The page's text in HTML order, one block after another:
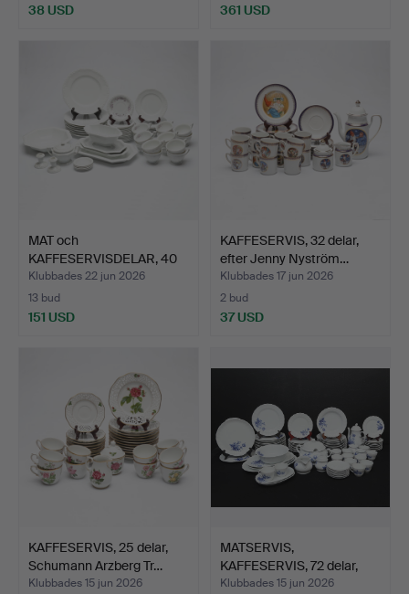
38 USD 361 USD
MAT och
KAFFESERVISDELAR, 40
delar, Maria,…
Klubbades 22 jun 2026
13 bud
151 USD
KAFFESERVIS, 32 delar,
efter Jenny Nyström…
Klubbades 17 jun 2026
2 bud
37 USD
KAFFESERVIS, 25 delar,
Schumann Arzberg Tr…
Klubbades 15 jun 2026
MATSERVIS,
KAFFESERVIS, 72 delar,
porslin,…
Klubbades 15 jun 2026